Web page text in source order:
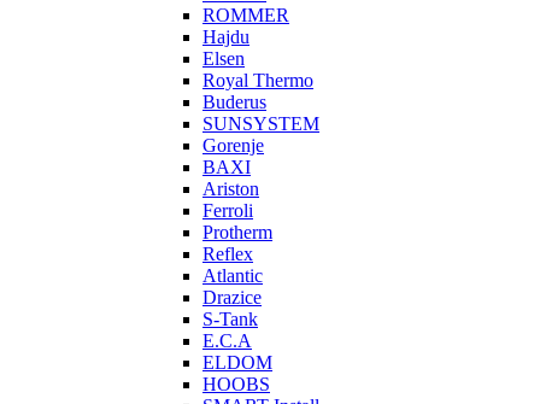
ROMMER
Hajdu
Elsen
Royal Thermo
Buderus
SUNSYSTEM
Gorenje
BAXI
Ariston
Ferroli
Protherm
Reflex
Atlantic
Drazice
S-Tank
E.C.A
ELDOM
HOOBS